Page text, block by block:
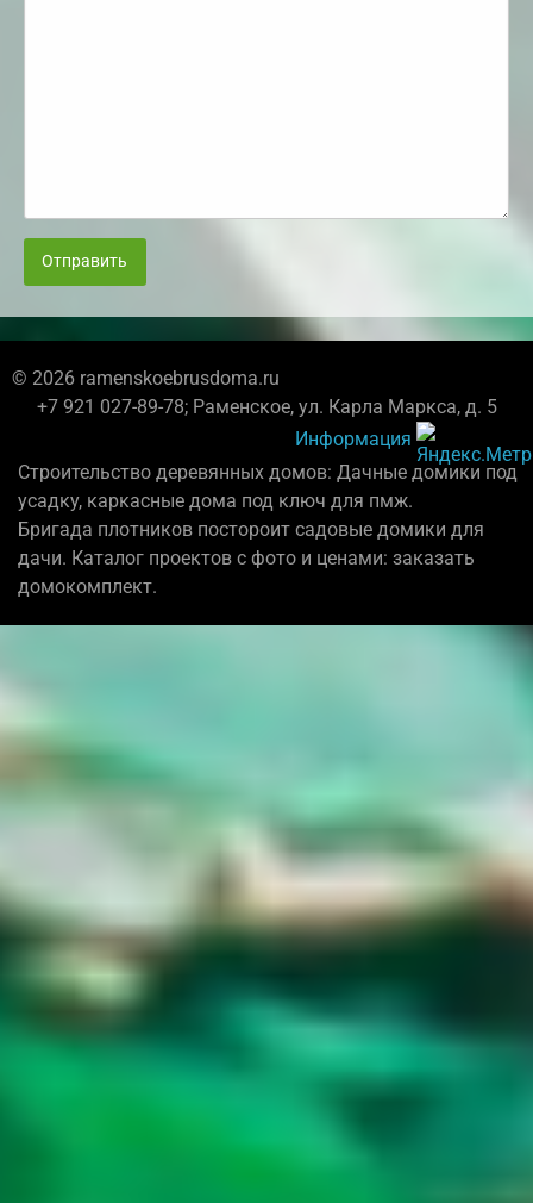
Отправить
© 2026 ramenskoebrusdoma.ru
+7 921 027-89-78; Раменское, ул. Карла Маркса, д. 5
Информация
Строительство деревянных домов: Дачные домики под
усадку, каркасные дома под ключ для пмж.
Бригада плотников постороит садовые домики для
дачи. Каталог проектов с фото и ценами: заказать
домокомплект.